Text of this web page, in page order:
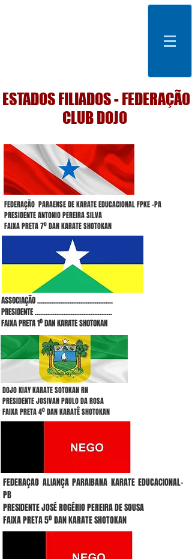
ESTADOS FILIADOS - FEDERAÇÃO
CLUB DOJO
FEDERAÇÃO PARAENSE DE KARATE EDUCACIONAL FPKE -PA
PRESIDENTE ANTONIO PEREIRA SILVA
FAIXA PRETA 7º DAN KARATE SHOTOKAN
ASSOCIAÇÃO ..........................................
PRESIDENTE ...........................................
FAIXA PRETA 1º DAN KARATE SHOTOKAN
DOJO KIAY KARATE SOTOKAN RN
PRESIDENTE JOSIVAN PAULO DA ROSA
FAIXA PRETA 4º DAN KARATÊ SHOTOKAN
FEDERAÇAO ALIANÇA PARAIBANA KARATE EDUCACIONAL-
PB
PRESIDENTE JOSÉ ROGÉRIO PEREIRA DE SOUSA
FAIXA PRETA 5º DAN KARATE SHOTOKAN